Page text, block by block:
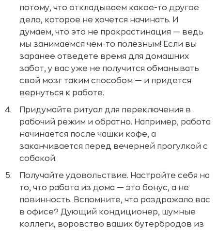
потому, что откладываем какое-то другое
дело, которое не хочется начинать. И
думаем, что это не прокрастинация — ведь
мы занимаемся чем-то полезным! Если вы
заранее отведете время для домашних
забот, у вас уже не получится обманывать
свой мозг таким способом — и придется
вернуться к работе.
Придумайте ритуал для переключения в
рабочий режим и обратно. Например, работа
начинается после чашки кофе, а
заканчивается перед вечерней прогулкой с
собакой.
Получайте удовольствие. Настройте себя на
то, что работа из дома — это бонус, а не
повинность. Вспомните, что раздражало вас
в офисе? Дующий кондиционер, шумные
коллеги, воровство ваших бутербродов из